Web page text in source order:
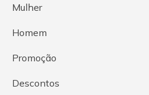
Mulher
Homem
Promoção
Descontos